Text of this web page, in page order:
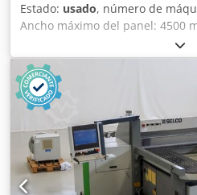
Estado: usado, número de
Ancho máximo del panel: 4500
panel: 4500 mm Csdpfjyngy
de la hoja principal: 50 mm
8